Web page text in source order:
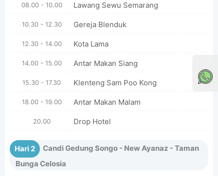
08.00 - 10.00 Lawang Sewu Semarang
10.30 - 12.30 Gereja Blenduk
12.30 - 14.00 Kota Lama
14.00 - 15.00 Antar Makan Siang
15.30 - 17.30 Klenteng Sam Poo Kong
18.00 - 19.00 Antar Makan Malam
20.00 Drop Hotel
Hari 2
Candi Gedung Songo - New Ayanaz - Taman
Bunga Celosia